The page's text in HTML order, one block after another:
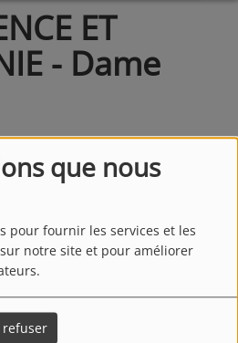
que nous
pour fournir les services et les
notre site et pour améliorer
refuser
ET
- Dame